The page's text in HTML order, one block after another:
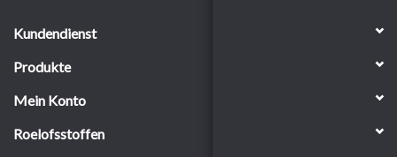
Kundendienst
Produkte
Mein Konto
Roelofsstoffen